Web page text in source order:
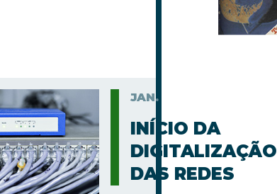
JAN.
INÍCIO DA
DIGITALIZAÇÃO
DAS REDES